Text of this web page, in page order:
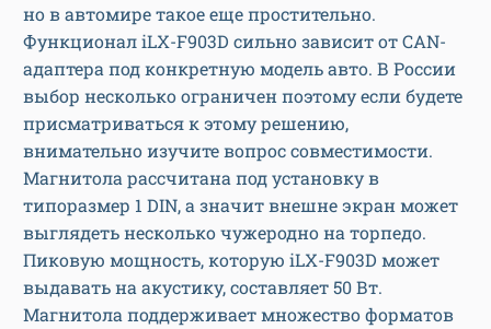
но в автомире такое еще простительно.
Функционал iLX-F903D сильно зависит от CAN-
адаптера под конкретную модель авто. В России
выбор несколько ограничен поэтому если будете
присматриваться к этому решению,
внимательно изучите вопрос совместимости.
Магнитола рассчитана под установку в
типоразмер 1 DIN, а значит внешне экран может
выглядеть несколько чужеродно на торпедо.
Пиковую мощность, которую iLX-F903D может
выдавать на акустику, составляет 50 Вт.
Магнитола поддерживает множество форматов